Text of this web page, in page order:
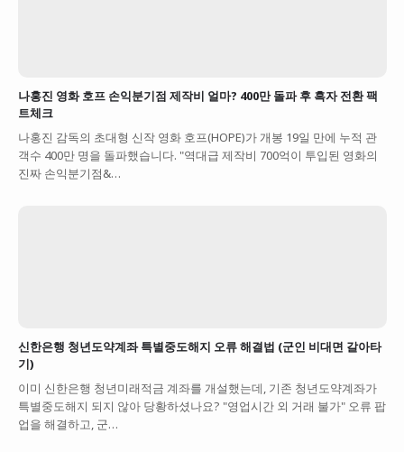
나홍진 영화 호프 손익분기점 제작비 얼마? 400만 돌파 후 흑자 전환 팩
트체크
나홍진 감독의 초대형 신작 영화 호프(HOPE)가 개봉 19일 만에 누적 관
객수 400만 명을 돌파했습니다. "역대급 제작비 700억이 투입된 영화의
진짜 손익분기점&…
신한은행 청년도약계좌 특별중도해지 오류 해결법 (군인 비대면 갈아타
기)
이미 신한은행 청년미래적금 계좌를 개설했는데, 기존 청년도약계좌가
특별중도해지 되지 않아 당황하셨나요? "영업시간 외 거래 불가" 오류 팝
업을 해결하고, 군…